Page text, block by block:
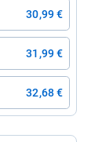
30,99 €
31,99 €
32,68 €